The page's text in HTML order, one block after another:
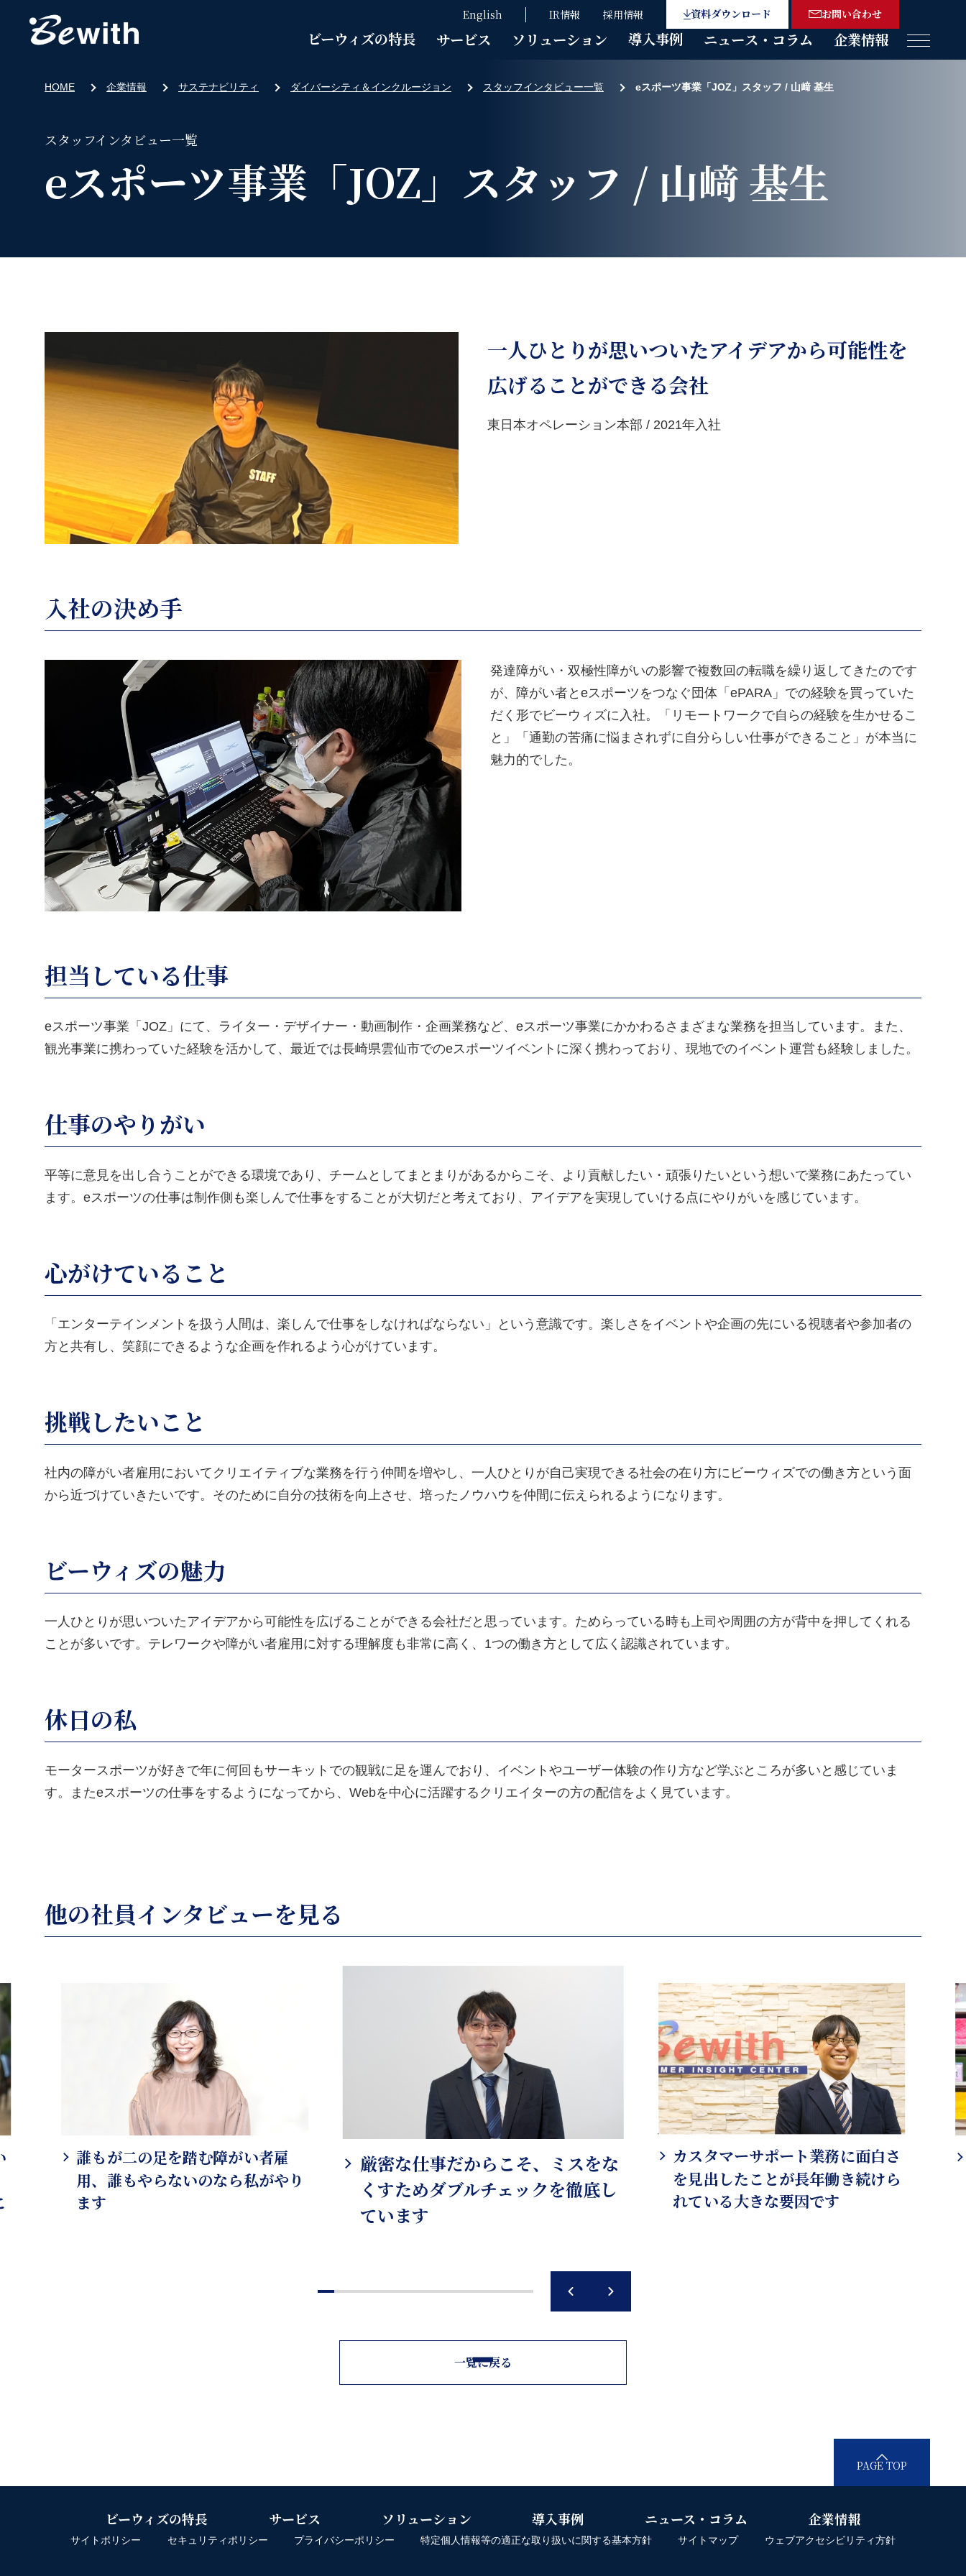
English IR情報 採用情報 資料ダウンロード お問い合わせ
ビーウィズの特長 サービス ソリューション 導入事例 ニュース・コラム 企業情報 メニュ
HOME 企業情報 サステナビリティ ダイバーシティ＆インクルージョン スタッフインタビュー一覧 eスポーツ事業「JOZ」スタッフ / 山﨑 基生
eスポーツ事業「JOZ」スタッフ / 山﨑 基生
スタッフインタビュー一覧
一人ひとりが思いついたアイデアから可能性を
広げることができる会社
東日本オペレーション本部 / 2021年入社
入社の決め手
発達障がい・双極性障がいの影響で複数回の転職を繰り返してきたのです
が、障がい者とeスポーツをつなぐ団体「ePARA」での経験を買っていた
だく形でビーウィズに入社。「リモートワークで自らの経験を生かせるこ
と」「通勤の苦痛に悩まされずに自分らしい仕事ができること」が本当に
魅力的でした。
担当している仕事
eスポーツ事業「JOZ」にて、ライター・デザイナー・動画制作・企画業務など、eスポーツ事業にかかわるさまざまな業務を担当しています。また、
観光事業に携わっていた経験を活かして、最近では長崎県雲仙市でのeスポーツイベントに深く携わっており、現地でのイベント運営も経験しました。
仕事のやりがい
平等に意見を出し合うことができる環境であり、チームとしてまとまりがあるからこそ、より貢献したい・頑張りたいという想いで業務にあたってい
ます。eスポーツの仕事は制作側も楽しんで仕事をすることが大切だと考えており、アイデアを実現していける点にやりがいを感じています。
心がけていること
「エンターテインメントを扱う人間は、楽しんで仕事をしなければならない」という意識です。楽しさをイベントや企画の先にいる視聴者や参加者の
方と共有し、笑顔にできるような企画を作れるよう心がけています。
挑戦したいこと
社内の障がい者雇用においてクリエイティブな業務を行う仲間を増やし、一人ひとりが自己実現できる社会の在り方にビーウィズでの働き方という面
から近づけていきたいです。そのために自分の技術を向上させ、培ったノウハウを仲間に伝えられるようになります。
ビーウィズの魅力
一人ひとりが思いついたアイデアから可能性を広げることができる会社だと思っています。ためらっている時も上司や周囲の方が背中を押してくれる
ことが多いです。テレワークや障がい者雇用に対する理解度も非常に高く、1つの働き方として広く認識されています。
休日の私
モータースポーツが好きで年に何回もサーキットでの観戦に足を運んでおり、イベントやユーザー体験の作り方など学ぶところが多いと感じていま
す。またeスポーツの仕事をするようになってから、Webを中心に活躍するクリエイターの方の配信をよく見ています。
他の社員インタビューを見る
誰もが二の足を踏む障がい者雇
用、誰もやらないのなら私がやり
ます
厳密な仕事だからこそ、ミスをな
くすためダブルチェックを徹底し
ています
カスタマーサポート業務に面白さ
を見出したことが長年働き続けら
れている大きな要因です
一覧に戻る
PAGE TOP
ビーウィズの特長 サービス ソリューション 導入事例 ニュース・コラム 企業情報
サイトポリシー セキュリティポリシー プライバシーポリシー 特定個人情報等の適正な取り扱いに関する基本方針 サイトマップ ウェブアクセシビリティ方針